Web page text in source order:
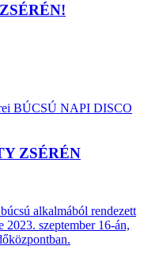
ZSÉRÉN
alkalmából rendezett
szeptember 16-án,